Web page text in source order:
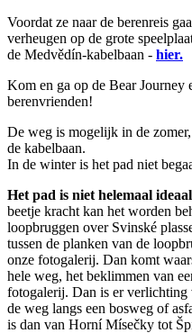
Voordat ze naar de berenreis
verheugen op de grote
de Medvědín-kabelbaan - hier.
Kom en ga op de Bear Journey
berenvrienden!
De weg is mogelijk in de
de kabelbaan.
In de winter is het pad niet
Het pad is niet helemaal
beetje kracht kan het worden
loopbruggen over Svinské
tussen de planken van de
onze fotogalerij. Dan komt
hele weg, het beklimmen van
fotogalerij. Dan is er verlichting
de weg langs een bosweg of
is dan van Horní Mísečky tot